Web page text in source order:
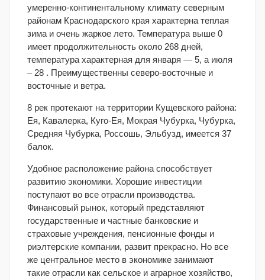
умеренно-континентальному климату северным
районам Краснодарского края характерна теплая
зима и очень жаркое лето. Температура выше 0
имеет продолжительность около 268 дней,
температура характерная для января — 5, а июля
– 28 . Преимущественны северо-восточные и
восточные и ветра.
8 рек протекают на территории Кущевского района:
Ея, Кавалерка, Куго-Ея, Мокрая Чубурка, Чубурка,
Средняя Чубурка, Россошь, Эльбузд, имеется 37
балок.
Удобное расположение района способствует
развитию экономики. Хорошие инвестиции
поступают во все отрасли производства.
Финансовый рынок, который представляют
государственные и частные банковские и
страховые учреждения, пенсионные фонды и
риэлтерские компании, развит прекрасно. Но все
же центральное место в экономике занимают
такие отрасли как сельское и аграрное хозяйство,